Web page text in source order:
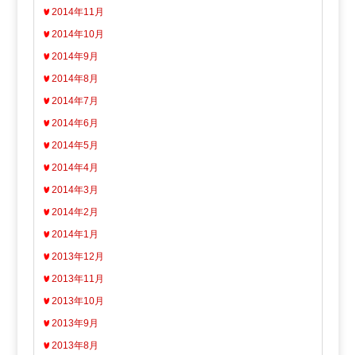
2014年11月
2014年10月
2014年9月
2014年8月
2014年7月
2014年6月
2014年5月
2014年4月
2014年3月
2014年2月
2014年1月
2013年12月
2013年11月
2013年10月
2013年9月
2013年8月